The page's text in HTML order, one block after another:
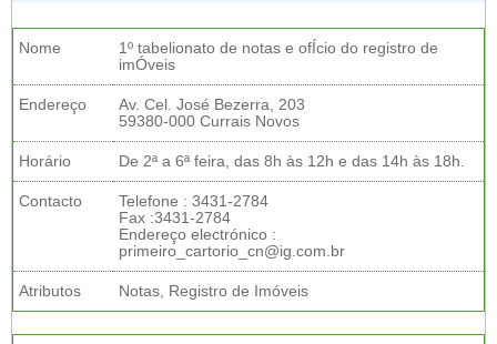
Nome
1º tabelionato de notas e ofÍcio do registro de
imÓveis
Endereço
Av. Cel. José Bezerra, 203
59380-000 Currais Novos
Horário De 2ª a 6ª feira, das 8h às 12h e das 14h às 18h.
Contacto
Telefone : 3431-2784
Fax :3431-2784
Endereço electrónico :
primeiro_cartorio_cn@ig.com.br
Atributos Notas, Registro de Imóveis